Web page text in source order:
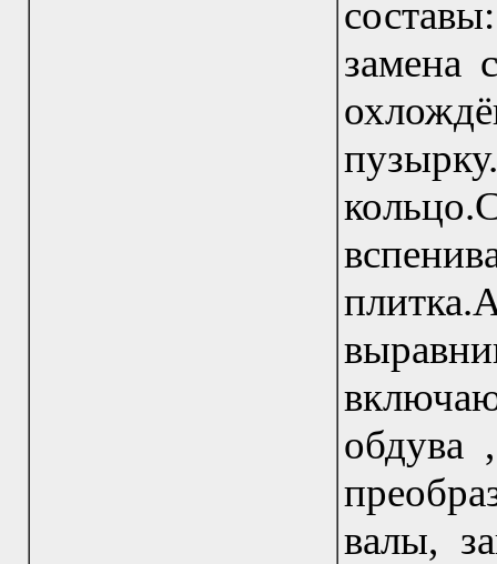
замена
обдува
валы,